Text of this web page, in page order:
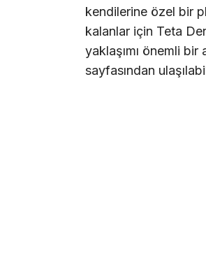
kendilerine özel bir
kalanlar için Teta
yaklaşımı önemli
sayfasından